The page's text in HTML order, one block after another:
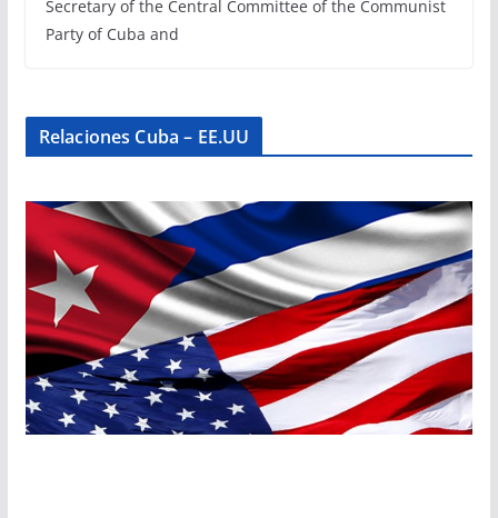
Secretary of the Central Committee of the Communist
Party of Cuba and
Relaciones Cuba – EE.UU